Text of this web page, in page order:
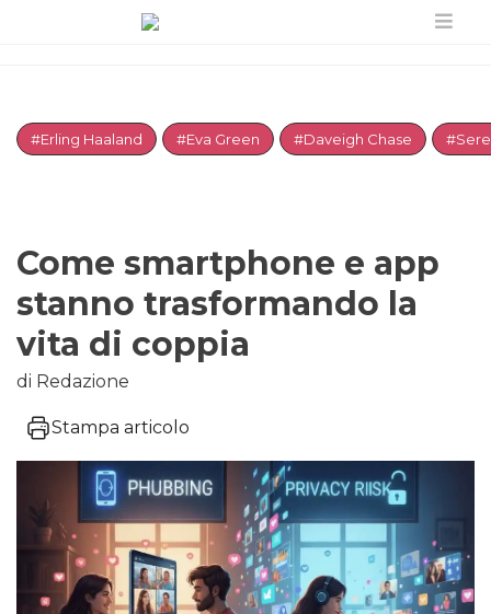
#Erling Haaland #Eva Green #Daveigh Chase
Come smartphone e app
stanno trasformando la
vita di coppia
di Redazione
Stampa articolo